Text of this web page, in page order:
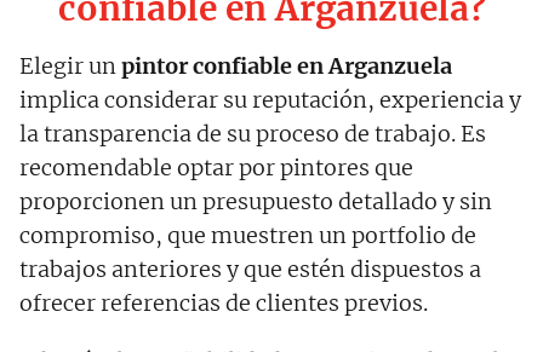
Elegir unpintor confiable en Arganzuela
implica considerar su reputación, experiencia y
la transparencia de su proceso de trabajo. Es
recomendable optar por pintores que
proporcionen un presupuesto detallado y sin
compromiso, que muestren un portfolio de
trabajos anteriores y que estén dispuestos a
ofrecer referencias de clientes previos.